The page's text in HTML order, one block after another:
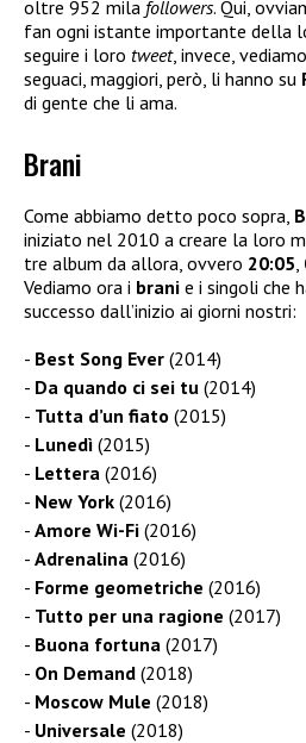
oltre 952 mila followers. Qui,
fan ogni istante importante della
seguire i loro tweet, invece,
seguaci, maggiori, però, li hanno su
di gente che li ama.
Brani
Come abbiamo detto poco sopra,
iniziato nel 2010 a creare la loro
tre album da allora, ovvero 20:05
Vediamo ora i brani e i singoli che
successo dall’inizio ai giorni nostri:
Best Song Ever (2014)
Da quando ci sei tu (2014)
Tutta d’un fiato (2015)
Lunedì (2015)
Lettera (2016)
New York (2016)
Amore Wi-Fi (2016)
Adrenalina (2016)
Forme geometriche (2016)
Tutto per una ragione (2017)
Buona fortuna (2017)
On Demand (2018)
Moscow Mule (2018)
Universale (2018)